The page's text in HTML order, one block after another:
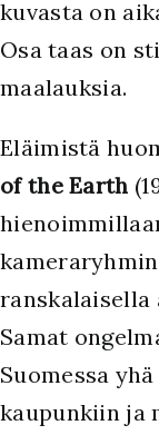
kuvasta on
Osa taas on
maalauksia.
Eläimistä
of the Earth
ranskalaisella
Samat
Suomessa
kaupunkiin ja